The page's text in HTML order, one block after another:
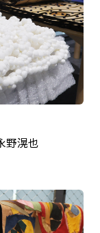
野滉也